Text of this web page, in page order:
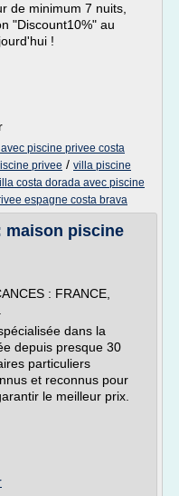
de minimum 7 nuits,
"Discount10%" au
!
piscine privee costa
privee / villa piscine
costa dorada avec piscine
espagne costa brava
maison piscine
: FRANCE,
dans la
depuis presque 30
particuliers
et reconnus pour
le meilleur prix.